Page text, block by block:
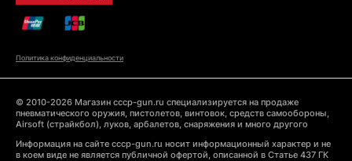
Политика конфиденциальности
© 2010-2026 Магазин cccp-gun.ru специализируется на продаже
пневматического оружия, пистолетов, винтовок, средств самообороны,
Airsoft (страйкбол), луков, арбалетов, снаряжения и много другого
Информация на сайте cccp-gun.ru носит информационный характер и не
в коем виде не является публичной офертой, описанной в Статье 437 ГК